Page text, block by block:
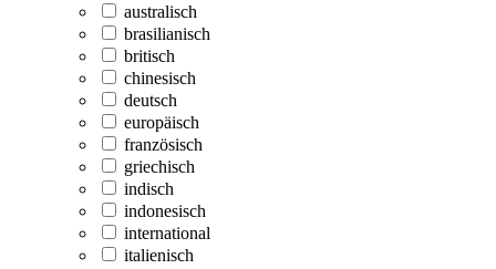
australisch
brasilianisch
britisch
chinesisch
deutsch
europäisch
französisch
griechisch
indisch
indonesisch
international
italienisch